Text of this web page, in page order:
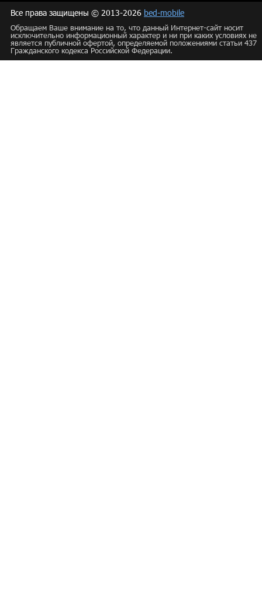
Все права защищены © 2013-2026 bed-mobile
Обращаем Ваше внимание на то, что данный Интернет-сайт носит
исключительно информационный характер и ни при каких условиях не
является публичной офертой, определяемой положениями статьи 437
Гражданского кодекса Российской Федерации.